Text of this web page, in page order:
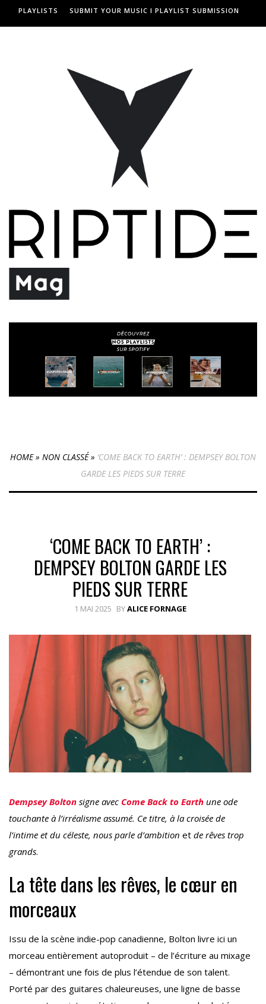
PLAYLISTS SUBMIT YOUR MUSIC I PLAYLIST SUBMISSION
HOME» NON CLASSÉ» ‘COME BACK TO EARTH’ : DEMPSEY BOLTON
GARDE LES PIEDS SUR TERRE
‘COME BACK TO EARTH’ :
DEMPSEY BOLTON GARDE LES
PIEDS SUR TERRE
1 MAI 2025 BYALICE FORNAGE
Dempsey Bolton signe avec Come Back to Earth une ode
touchante à l’irréalisme assumé. Ce titre, à la croisée de
l’intime et du céleste, nous parle d’ambition et de rêves trop
grands.
La tête dans les rêves, le cœur en
morceaux
Issu de la scène indie-pop canadienne, Bolton livre ici un
morceau entièrement autoproduit – de l’écriture au mixage
– démontrant une fois de plus l’étendue de son talent.
Porté par des guitares chaleureuses, une ligne de basse